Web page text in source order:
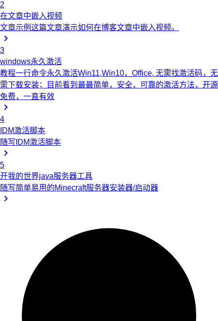
2
在文章中嵌入视频
文章示例 这篇文章演示如何在博客文章中嵌入视频。
3
windows永久激活
教程一行命令永久激活Win11,Win10，Office, 无需找激活码，无
需下载安装；目前看到最最简单，安全，可靠的激活方法，开源
免费，一直有效
4
IDM激活脚本
随写 IDM激活脚本
5
开我的世界java服务器工具
随写简单易用的Minecraft服务器安装器/启动器